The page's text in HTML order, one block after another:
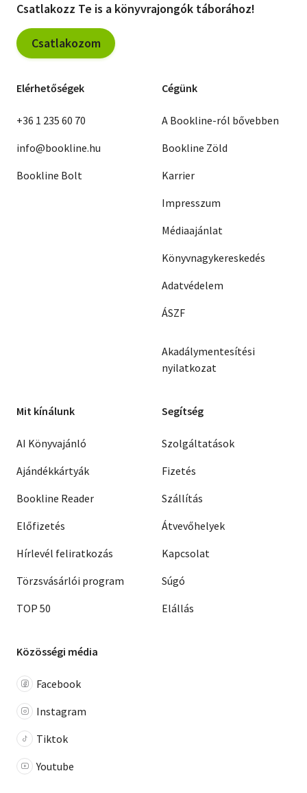
Csatlakozz Te is a könyvrajongók táborához!
Csatlakozom
Elérhetőségek
+36 1 235 60 70
info@bookline.hu
Bookline Bolt
Cégünk
A Bookline-ról bővebben
Bookline Zöld
Karrier
Impresszum
Médiaajánlat
Könyvnagykereskedés
Adatvédelem
ÁSZF
Akadálymentesítési
nyilatkozat
Mit kínálunk
AI Könyvajánló
Ajándékkártyák
Bookline Reader
Előfizetés
Hírlevél feliratkozás
Törzsvásárlói program
TOP 50
Segítség
Szolgáltatások
Fizetés
Szállítás
Átvevőhelyek
Kapcsolat
Súgó
Elállás
Közösségi média
Facebook
Instagram
Tiktok
Youtube